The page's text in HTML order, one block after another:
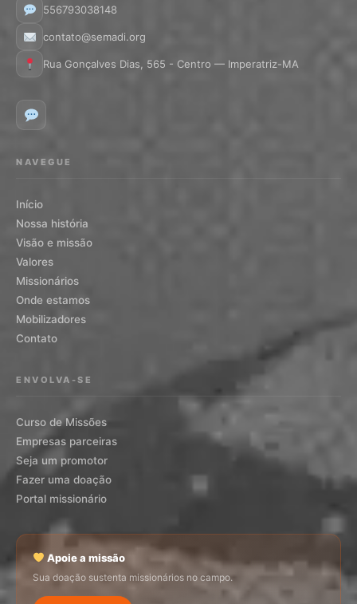
556793038148
contato@semadi.org
Rua Gonçalves Dias, 565 - Centro — Imperatriz-MA
NAVEGUE
Início
Nossa história
Visão e missão
Valores
Missionários
Onde estamos
Mobilizadores
Contato
ENVOLVA-SE
Curso de Missões
Empresas parceiras
Seja um promotor
Fazer uma doação
Portal missionário
Apoie a missão
Sua doação sustenta missionários no campo.